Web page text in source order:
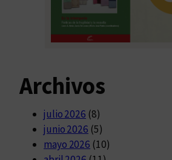
Archivos
julio 2026 (8)
junio 2026 (5)
mayo 2026 (10)